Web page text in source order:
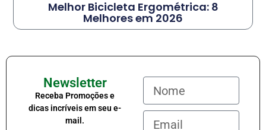
Melhor Bicicleta Ergométrica: 8
Melhores em 2026
Newsletter
Receba Promoções e
dicas incríveis em seu e-
mail.